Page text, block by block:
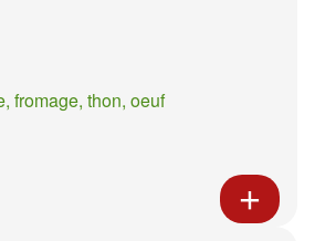
fromage, thon, oeuf